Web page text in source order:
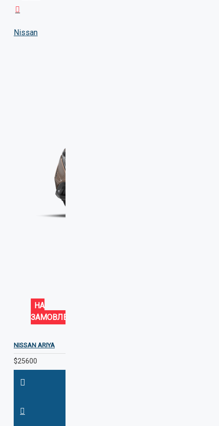
Nissan
НА
ЗАМОВЛЕННЯ
NISSAN ARIYA
$25600